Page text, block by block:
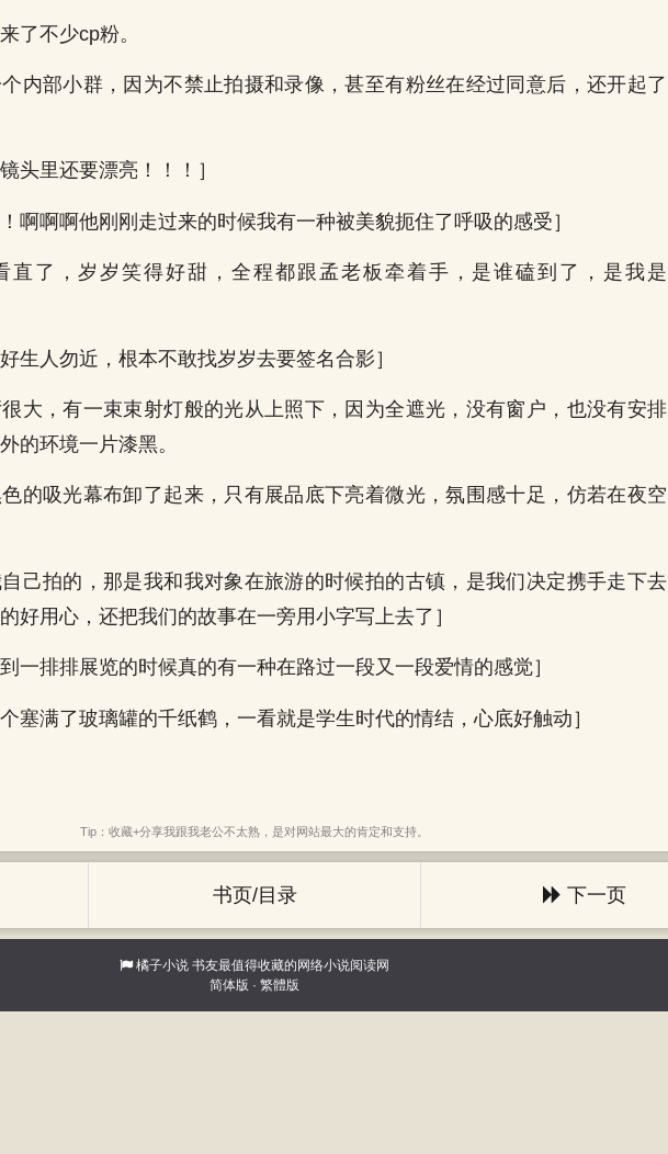
了不少cp粉。
内部小群，因为不禁止拍摄和录像，甚至有粉丝在经过同意后，还开起了
头里还要漂亮！！！］
！啊啊啊他刚刚走过来的时候我有一种被美貌扼住了呼吸的感受］
直了，岁岁笑得好甜，全程都跟孟老板牵着手，是谁磕到了，是我是
生人勿近，根本不敢找岁岁去要签名合影］
大，有一束束射灯般的光从上照下，因为全遮光，没有窗户，也没有安排
的环境一片漆黑。
的吸光幕布卸了起来，只有展品底下亮着微光，氛围感十足，仿若在夜空
自己拍的，那是我和我对象在旅游的时候拍的古镇，是我们决定携手走下去
好用心，还把我们的故事在一旁用小字写上去了］
到一排排展览的时候真的有一种在路过一段又一段爱情的感觉］
个塞满了玻璃罐的千纸鹤，一看就是学生时代的情结，心底好触动］
Tip：收藏+分享我跟我老公不太熟，是对网站最大的肯定和支持。
书页/目录 下一页
橘子小说 书友最值得收藏的网络小说阅读网
简体版 · 繁體版